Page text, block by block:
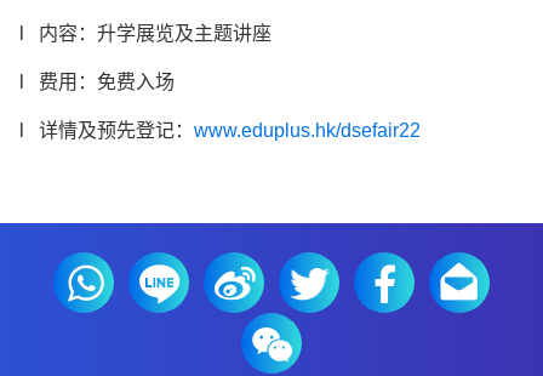
l 内容：升学展览及主题讲座
l 费用：免费入场
l 详情及预先登记： www.eduplus.hk/dsefair22